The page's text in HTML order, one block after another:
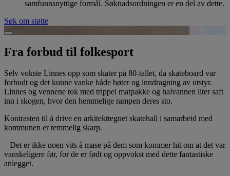
samfunnsnyttige formål. Søknadsordningen er en del av dette.
Søk om støtte
Spill av video
Fra forbud til folkesport
Selv vokste Linnes opp som skater på 80-tallet, da skateboard var
forbudt og det kunne vanke både bøter og inndragning av utstyr.
Linnes og vennene tok med trippel matpakke og halvannen liter saft
inn i skogen, hvor den hemmelige rampen deres sto.
Kontrasten til å drive en arkitekttegnet skatehall i samarbeid med
kommunen er temmelig skarp.
– Det er ikke noen vits å mase på dem som kommer hit om at det var
vanskeligere før, for de er født og oppvokst med dette fantastiske
anlegget.